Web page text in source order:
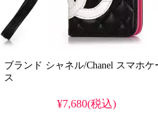
ブランド シャネル/Chanel スマホケー
ス
¥7,680(税込)